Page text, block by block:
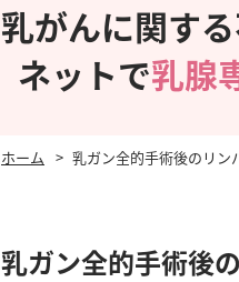
乳がんに関す
ネットで乳腺
ホーム 乳ガン全的手術後のリン
乳ガン全的手術後